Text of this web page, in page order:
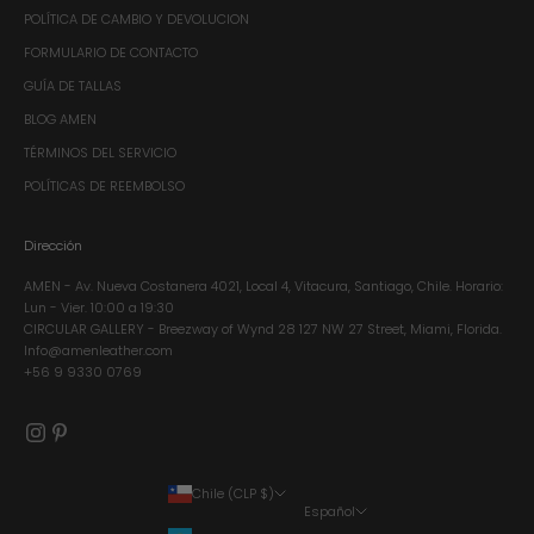
POLÍTICA DE CAMBIO Y DEVOLUCION
FORMULARIO DE CONTACTO
GUÍA DE TALLAS
BLOG AMEN
TÉRMINOS DEL SERVICIO
POLÍTICAS DE REEMBOLSO
Dirección
AMEN - Av. Nueva Costanera 4021, Local 4, Vitacura, Santiago, Chile.​ Horario:
Lun - Vier. 10:00 a 19:30
CIRCULAR GALLERY - Breezway of Wynd 28 127 NW 27 Street, Miami, Florida.
Info@amenleather.com
+56 9 9330 0769
Chile (CLP $)
Español